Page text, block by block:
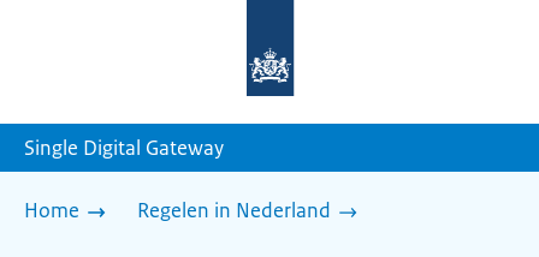
homepage
Single Digital Gateway
Home Regelen in Nederland